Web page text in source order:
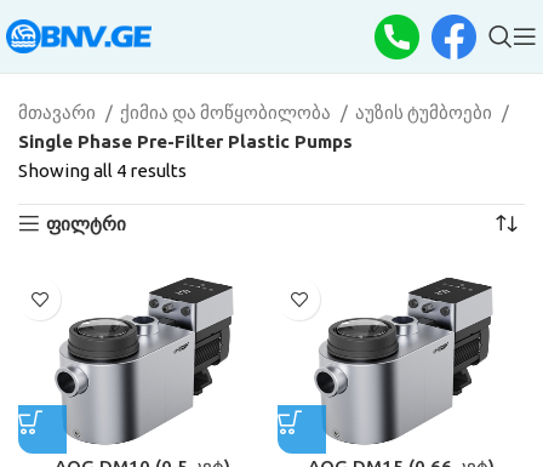
მთავარი ქიმია და მოწყობილობა
აუზის ტუმბოები
Single Phase Pre-Filter Plastic Pumps
Showing all 4 results
ფილტრი